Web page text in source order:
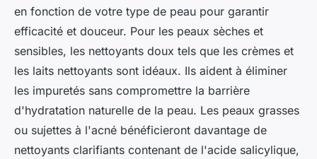
en fonction de votre type de peau pour garantir
efficacité et douceur. Pour les peaux sèches et
sensibles, les nettoyants doux tels que les crèmes et
les laits nettoyants sont idéaux. Ils aident à éliminer
les impuretés sans compromettre la barrière
d'hydratation naturelle de la peau. Les peaux grasses
ou sujettes à l'acné bénéficieront davantage de
nettoyants clarifiants contenant de l'acide salicylique,